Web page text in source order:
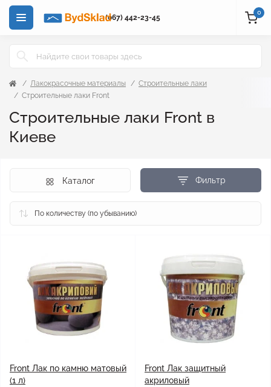
(067) 442-23-45
0
Лакокрасочные материалы
Строительные лаки
Строительные лаки Front
Строительные лаки Front в
Киеве
Фильтр
Каталог
Front Лак по камню матовый
(1 л)
Front Лак защитный
акриловый